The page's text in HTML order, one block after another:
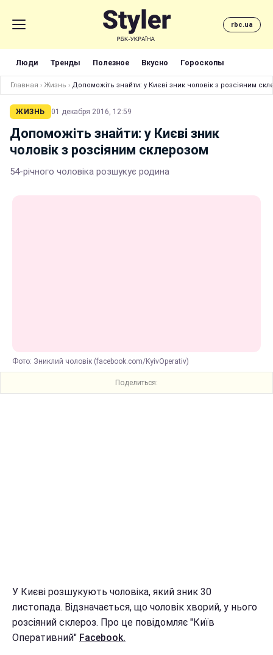
rbc.ua
Люди Тренды Полезное Вкусно Гороскопы
Главная › Жизнь › Допоможіть знайти: у Києві зник чоловік з розсіяним
ЖИЗНЬ 01 декабря 2016, 12:59
Допоможіть знайти: у Києві зник
чоловік з розсіяним склерозом
54-річного чоловіка розшукує родина
Фото: Зниклий чоловік (facebook.com/KyivOperativ)
Поделиться:
У Києві розшукують чоловіка, який зник 30
листопада. Відзначається, що чоловік хворий, у нього
розсіяний склероз. Про це повідомляє "Київ
Оперативний" Facebook.